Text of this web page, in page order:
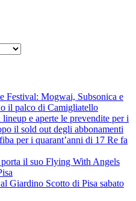
Festival: Mogwai, Subsonica e
il palco di Camigliatello
e aperte le prevendite per i
il sold out degli abbonamenti
per i quarant’anni di 17 Re fa
il suo Flying With Angels
Giardino Scotto di Pisa sabato